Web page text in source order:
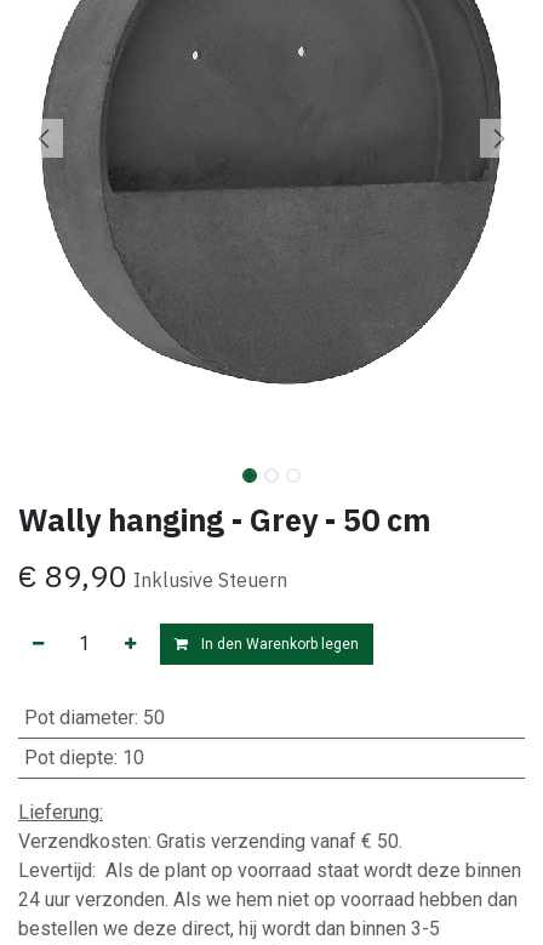
Wally hanging - Grey - 50 cm
€ 89,90 Inklusive Steuern
In den Warenkorb legen
Pot diameter: 50
Pot diepte: 10
Lieferung:
Verzendkosten: Gratis verzending vanaf € 50.
Levertijd: Als de plant op voorraad staat wordt deze binnen
24 uur verzonden. Als we hem niet op voorraad hebben dan
bestellen we deze direct, hij wordt dan binnen 3-5